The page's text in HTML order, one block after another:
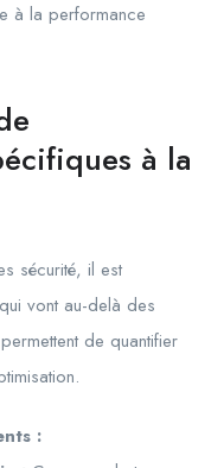
à la performance
à la
sécurité, il est
vont au-delà des
de quantifier
: